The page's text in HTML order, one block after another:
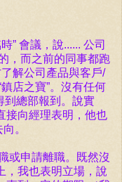
” 會議，說...... 公司
，而之前的同事都跑
解公司產品與客戶/
店之寶”。沒有任何
到總部報到。說實
接向經理表明，他也
。
或申請離職。既然沒
，我也表明立場，說